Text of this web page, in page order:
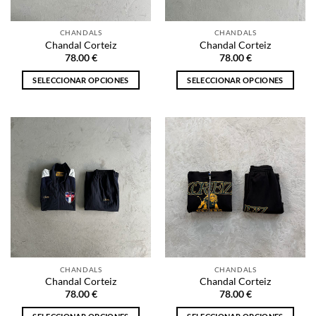
en
la
página
de
la
página
de
CHANDALS
Chandal Corteiz
78.00€
SELECCIONAR OPCIONES
múltiples
Las
opciones
pueden
elegir
en
la
página
de
CHANDALS
Chandal Corteiz
78.00€
SELECCIONAR OPCIONES
tiene
múltiples
variantes.
Las
opciones
se
pueden
elegir
en
la
página
de
CHANDALS
Chandal Corteiz
78.00€
CHANDALS
Chandal Corteiz
78.00€